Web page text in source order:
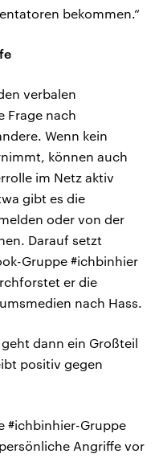
bekommen.“
verbalen
Frage nach
Wenn kein
können auch
im Netz aktiv
gibt es die
oder von der
Darauf setzt
Gruppe #ichbinhier
er die
nach Hass.
dann ein Großteil
positiv gegen
#ichbinhier-Gruppe
Angriffe vor